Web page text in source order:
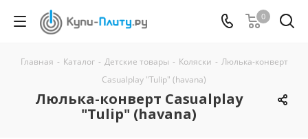
0
Главная - Каталог - Детские товары - Коляски - Люлька-конверт
Casualplay "Tulip" (havana)
Люлька-конверт Casualplay
"Tulip" (havana)